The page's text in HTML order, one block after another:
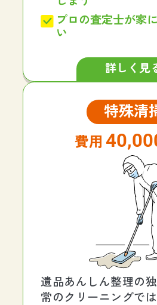
プロの査定士が家
い
詳しく見
特殊清
遺品あんしん整理の
常のクリーニングで